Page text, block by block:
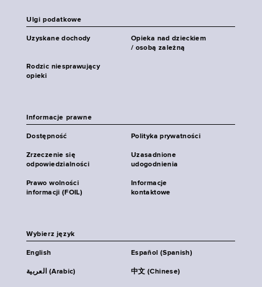
Ulgi podatkowe
Uzyskane dochody
Opieka nad dzieckiem
/ osobą zależną
Rodzic niesprawujący
opieki
Informacje prawne
Dostępność Polityka prywatności
Zrzeczenie się
odpowiedzialności
Uzasadnione
udogodnienia
Prawo wolności
informacji (FOIL)
Informacje
kontaktowe
Wybierz język
English Español (Spanish)
العربية (Arabic) 中文 (Chinese)